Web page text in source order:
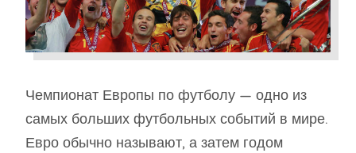
Чемпионат Европы по футболу — одно из
самых больших футбольных событий в мире.
Евро обычно называют, а затем годом